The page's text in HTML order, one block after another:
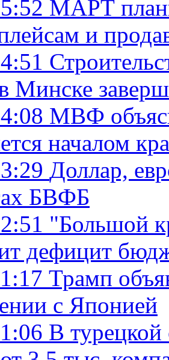
МАРТ
и
Минске
МВФ
началом
Доллар,
БВФБ
"Большой
дефицит
Трамп
с Японией
В